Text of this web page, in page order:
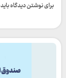
برای نوشتن دیدگاه باید